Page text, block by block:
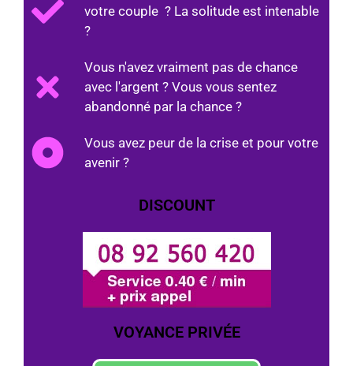
votre couple ? La solitude est intenable
?
Vous n'avez vraiment pas de chance
avec l'argent ? Vous vous sentez
abandonné par la chance ?
Vous avez peur de la crise et pour votre
avenir ?
DISCOUNT
VOYANCE PRIVÉE